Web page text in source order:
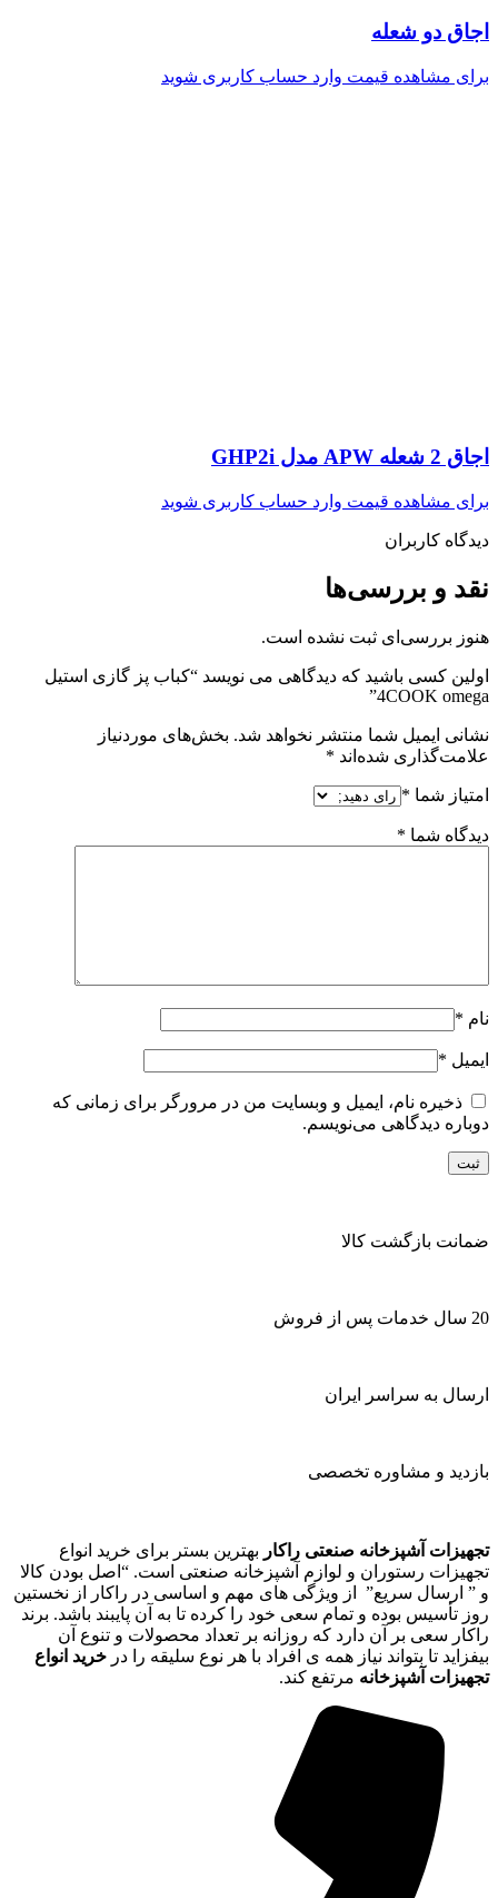
اجاق دو شعله
برای مشاهده قیمت وارد حساب کاربری شوید
اجاق 2 شعله APW مدل GHP2i
برای مشاهده قیمت وارد حساب کاربری شوید
دیدگاه کاربران
نقد و بررسی‌ها
هنوز بررسی‌ای ثبت نشده است.
اولین کسی باشید که دیدگاهی می نویسد “کباب پز گازی استیل
4COOK omega”
نشانی ایمیل شما منتشر نخواهد شد. بخش‌های موردنیاز
علامت‌گذاری شده‌اند *
امتیاز شما *
دیدگاه شما *
نام *
ایمیل *
ذخیره نام، ایمیل و وبسایت من در مرورگر برای زمانی که
دوباره دیدگاهی می‌نویسم.
ضمانت بازگشت کالا
20 سال خدمات پس از فروش
ارسال به سراسر ایران
بازدید و مشاوره تخصصی
تجهیزات آشپزخانه صنعتی راکار بهترین بستر برای خرید انواع
تجهیزات رستوران و لوازم آشپزخانه صنعتی است. “اصل بودن کالا
و ” ارسال سریع” از ویژگی های مهم و اساسی در راکار از نخستین
روز تأسیس بوده و تمام سعی خود را کرده تا به آن پایبند باشد. برند
راکار سعی بر آن دارد که روزانه بر تعداد محصولات و تنوع آن
بیفزاید تا بتواند نیاز همه ی افراد با هر نوع سلیقه را در خرید انواع
تجهیزات آشپزخانه مرتفع کند.